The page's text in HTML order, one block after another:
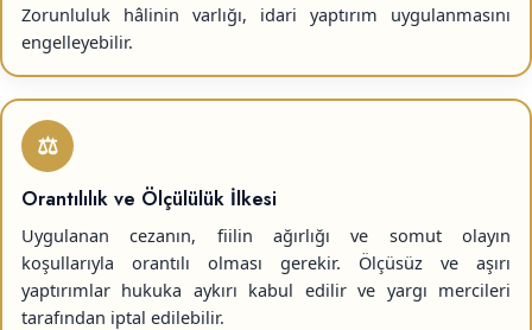
Zorunluluk hâlinin varlığı, idari yaptırım uygulanmasını
engelleyebilir.
⚖️
Orantılılık ve Ölçülülük İlkesi
Uygulanan cezanın, fiilin ağırlığı ve somut olayın
koşullarıyla orantılı olması gerekir. Ölçüsüz ve aşırı
yaptırımlar hukuka aykırı kabul edilir ve yargı mercileri
tarafından iptal edilebilir.